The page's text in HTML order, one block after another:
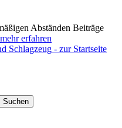
Abständen Beiträge
mehr erfahren
Suchen